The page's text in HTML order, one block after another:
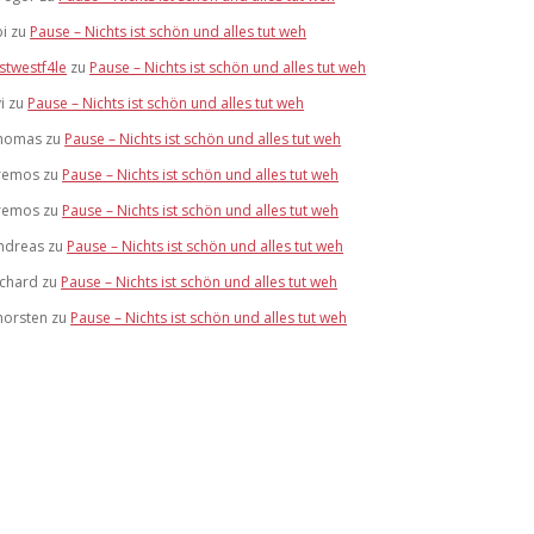
zu Pause – Nichts ist schön und alles tut weh
zu Pause – Nichts ist schön und alles tut weh
zu Pause – Nichts ist schön und alles tut weh
zu Pause – Nichts ist schön und alles tut weh
zu Pause – Nichts ist schön und alles tut weh
zu Pause – Nichts ist schön und alles tut weh
zu Pause – Nichts ist schön und alles tut weh
zu Pause – Nichts ist schön und alles tut weh
zu Pause – Nichts ist schön und alles tut weh